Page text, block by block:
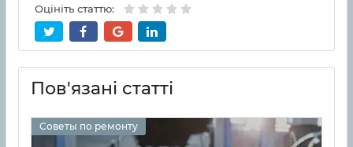
Оцініть статтю:
Пов'язані статті
Советы по ремонту